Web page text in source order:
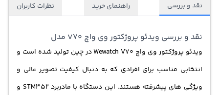
نقد و بررسی راهنمای خرید نظرات کاربران
نقد و بررسی ویدئو پروژکتور وی واچ V70 مدل
ویدئو پروژکتور وی واچ Wewatch V70 در چین تولید شده است و
انتخابی مناسب برای افرادی که به دنبال کیفیت تصویر عالی و
ویژگی‌ های پیشرفته هستند. این دستگاه با مادربرد STM352 و